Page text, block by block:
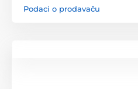
Podaci o prodavaču